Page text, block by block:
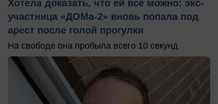
Хотела доказать, что ей все можно: экс-
участница «ДОМа-2» вновь попала под
арест после голой прогулки
На свободе она пробыла всего 10 секунд